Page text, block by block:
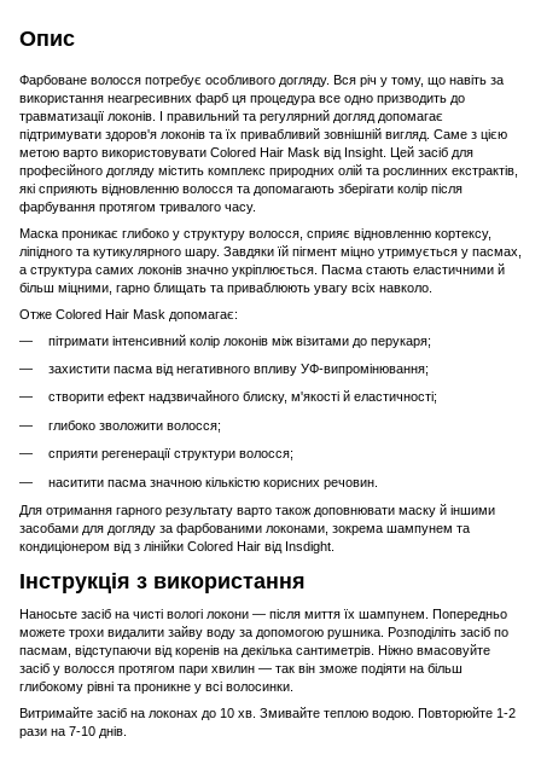
Опис
Фарбоване волосся потребує особливого догляду. Вся річ у тому, що навіть за
використання неагресивних фарб ця процедура все одно призводить до
травматизації локонів. І правильний та регулярний догляд допомагає
підтримувати здоров'я локонів та їх привабливий зовнішній вигляд. Саме з цією
метою варто використовувати Colored Hair Mask від Insight. Цей засіб для
професійного догляду містить комплекс природних олій та рослинних екстрактів,
які сприяють відновленню волосся та допомагають зберігати колір після
фарбування протягом тривалого часу.
Маска проникає глибоко у структуру волосся, сприяє відновленню кортексу,
ліпідного та кутикулярного шару. Завдяки їй пігмент міцно утримується у пасмах,
а структура самих локонів значно укріплюється. Пасма стають еластичними й
більш міцними, гарно блищать та приваблюють увагу всіх навколо.
Отже Colored Hair Mask допомагає:
пітримати інтенсивний колір локонів між візитами до перукаря;
захистити пасма від негативного впливу УФ-випромінювання;
створити ефект надзвичайного блиску, м'якості й еластичності;
глибоко зволожити волосся;
сприяти регенерації структури волосся;
наситити пасма значною кількістю корисних речовин.
Для отримання гарного результату варто також доповнювати маску й іншими
засобами для догляду за фарбованими локонами, зокрема шампунем та
кондиціонером від з лінійки Colored Hair від Insdight.
Інструкція з використання
Наносьте засіб на чисті вологі локони — після миття їх шампунем. Попередньо
можете трохи видалити зайву воду за допомогою рушника. Розподіліть засіб по
пасмам, відступаючи від коренів на декілька сантиметрів. Ніжно вмасовуйте
засіб у волосся протягом пари хвилин — так він зможе подіяти на більш
глибокому рівні та проникне у всі волосинки.
Витримайте засіб на локонах до 10 хв. Змивайте теплою водою. Повторюйте 1-2
рази на 7-10 днів.